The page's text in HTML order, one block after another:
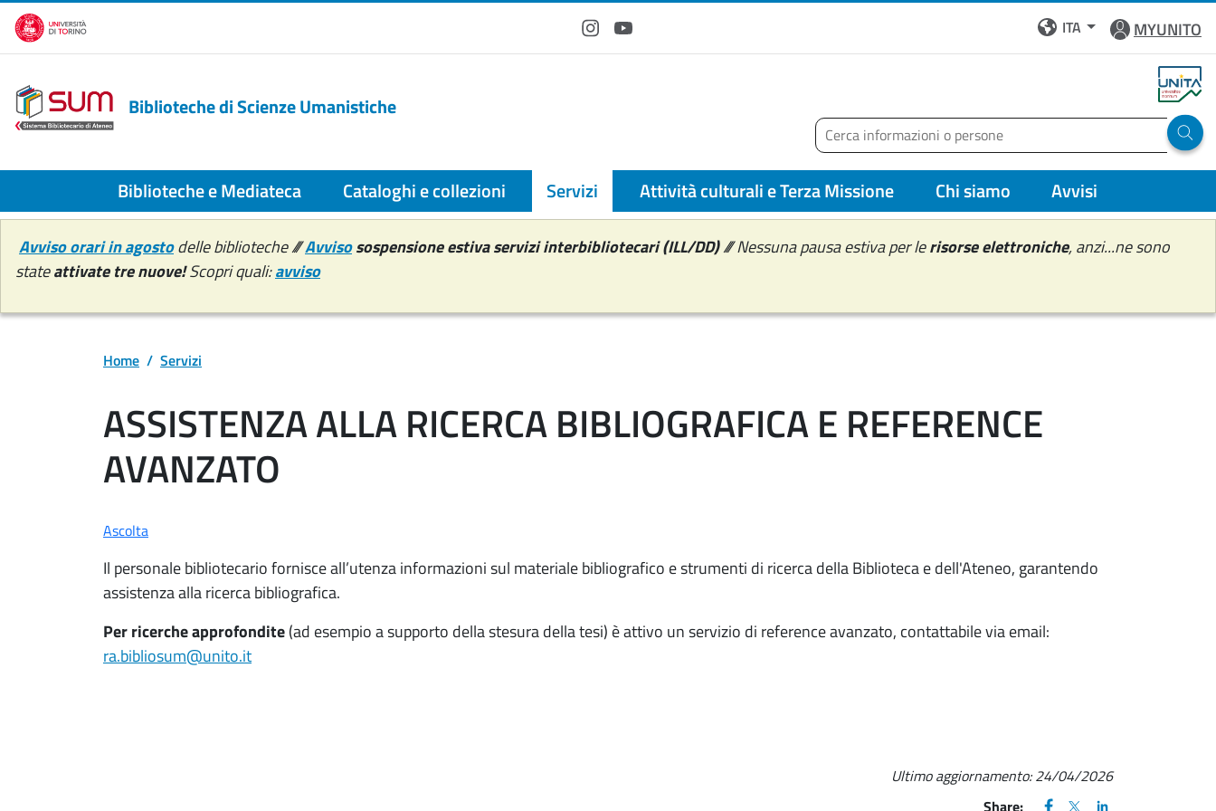
Salta al contenuto principale
Instagram
YouTube
ITA MYUNITO
Biblioteche di Scienze Umanistiche
Cerca
Run
Biblioteche e Mediateca Cataloghi e collezioni Servizi Attività culturali e Terza Missione Chi siamo Avvisi
Avviso orari in agostodelle biblioteche ///Avvisosospensione estiva servizi interbibliotecari (ILL/DD)/// Nessuna pausa estiva per lerisorse elettroniche, anzi...ne sono
stateattivate tre nuove!Scopri quali:avviso
Home Servizi
ASSISTENZA ALLA RICERCA BIBLIOGRAFICA E REFERENCE
AVANZATO
Ascolta
Il personale bibliotecario fornisce all’utenza informazioni sul materiale bibliografico e strumenti di ricerca della Biblioteca e dell'Ateneo, garantendo
assistenza alla ricerca bibliografica.
Per ricerche approfondite(ad esempio a supporto della stesura della tesi) è attivo un servizio di reference avanzato, contattabile via email:
ra.bibliosum@unito.it
Ultimo aggiornamento:24/04/2026
Share:
FACEBOOK
(apre una nuova finestra)
X
(apre una nuova
LINKEDIN
(apre una nuova